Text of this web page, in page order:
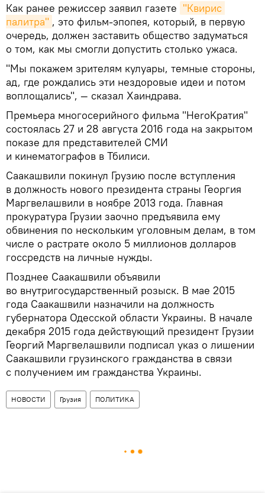
Как ранее режиссер заявил газете "Квирис
палитра" , это фильм-эпопея, который, в первую
очередь, должен заставить общество задуматься
о том, как мы смогли допустить столько ужаса.
"Мы покажем зрителям кулуары, темные стороны,
ад, где рождались эти нездоровые идеи и потом
воплощались", — сказал Хаиндрава.
Премьера многосерийного фильма "HeroKратия"
состоялась 27 и 28 августа 2016 года на закрытом
показе для представителей СМИ
и кинематографов в Тбилиси.
Саакашвили покинул Грузию после вступления
в должность нового президента страны Георгия
Маргвелашвили в ноябре 2013 года. Главная
прокуратура Грузии заочно предъявила ему
обвинения по нескольким уголовным делам, в том
числе о растрате около 5 миллионов долларов
госсредств на личные нужды.
Позднее Саакашвили объявили
во внутригосударственный розыск. В мае 2015
года Саакашвили назначили на должность
губернатора Одесской области Украины. В начале
декабря 2015 года действующий президент Грузии
Георгий Маргвелашвили подписал указ о лишении
Саакашвили грузинского гражданства в связи
с получением им гражданства Украины.
НОВОСТИ Грузия ПОЛИТИКА